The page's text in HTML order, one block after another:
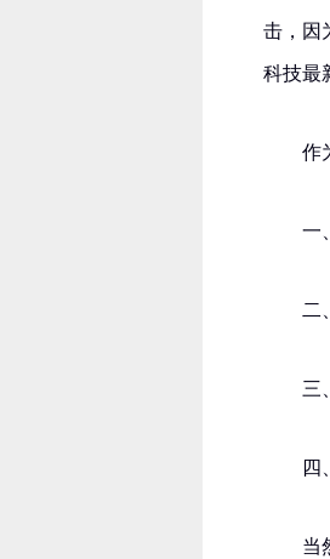
击，因
科技最
作
一
二
三
四
当